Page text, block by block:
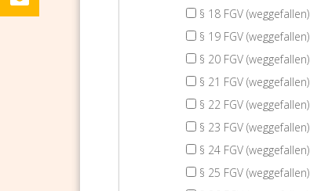
§ 18 FGV (weggefallen)
§ 19 FGV (weggefallen)
§ 20 FGV (weggefallen)
§ 21 FGV (weggefallen)
§ 22 FGV (weggefallen)
§ 23 FGV (weggefallen)
§ 24 FGV (weggefallen)
§ 25 FGV (weggefallen)